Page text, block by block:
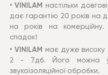
VINILAM настільки
дає гарантію 20 років на
на років на
спадок!
VINILAM має дуже високу
2 - 7дб. Його можна
звукоізоляційної обробки.